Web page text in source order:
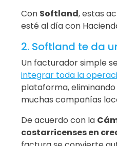
Con Softland, estas
esté al día con
2. Softland te da
Un facturador simple
integrar toda la
plataforma,
muchas compañías
De acuerdo con la
costarricenses en